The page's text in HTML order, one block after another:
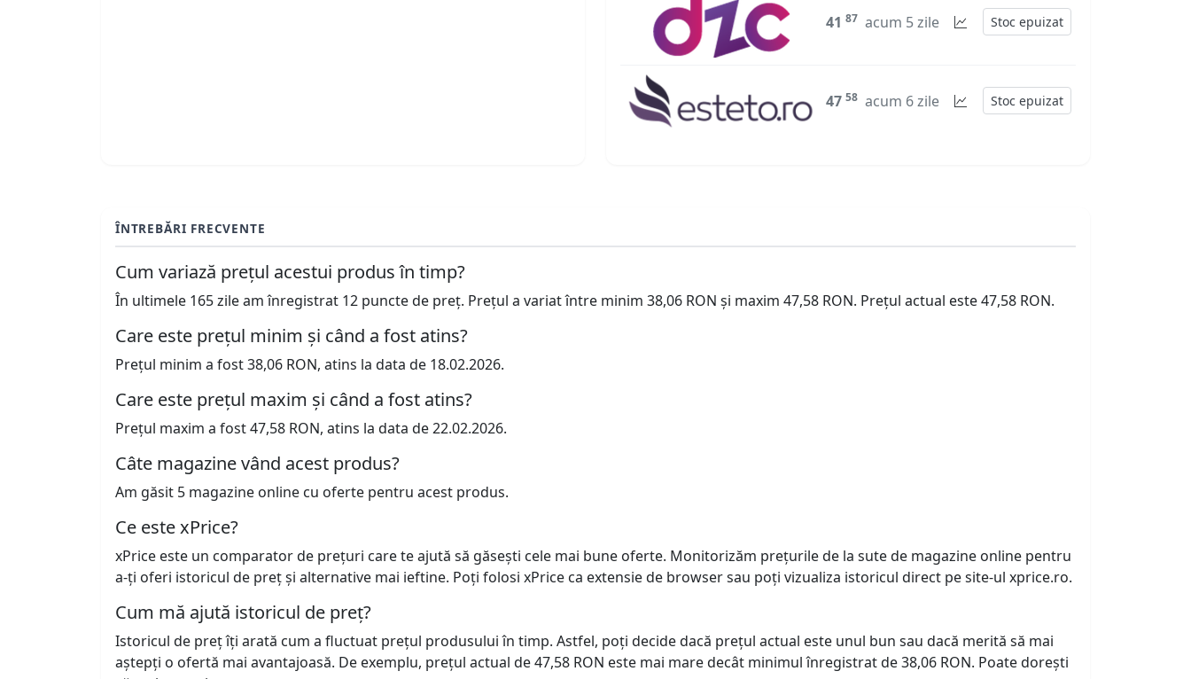
41 87 acum 5 zile Stoc epuizat
47 58 acum 6 zile Stoc epuizat
ÎNTREBĂRI FRECVENTE
Cum variază prețul acestui produs în timp?
În ultimele 165 zile am înregistrat 12 puncte de preț. Prețul a variat între minim 38,06 RON și maxim 47,58 RON. Prețul actual este 47,58 RON.
Care este prețul minim și când a fost atins?
Prețul minim a fost 38,06 RON, atins la data de 18.02.2026.
Care este prețul maxim și când a fost atins?
Prețul maxim a fost 47,58 RON, atins la data de 22.02.2026.
Câte magazine vând acest produs?
Am găsit 5 magazine online cu oferte pentru acest produs.
Ce este xPrice?
xPrice este un comparator de prețuri care te ajută să găsești cele mai bune oferte. Monitorizăm prețurile de la sute de magazine online pentru
a-ți oferi istoricul de preț și alternative mai ieftine. Poți folosi xPrice ca extensie de browser sau poți vizualiza istoricul direct pe site-ul xprice.ro.
Cum mă ajută istoricul de preț?
Istoricul de preț îți arată cum a fluctuat prețul produsului în timp. Astfel, poți decide dacă prețul actual este unul bun sau dacă merită să mai
aștepți o ofertă mai avantajoasă. De exemplu, prețul actual de 47,58 RON este mai mare decât minimul înregistrat de 38,06 RON. Poate dorești